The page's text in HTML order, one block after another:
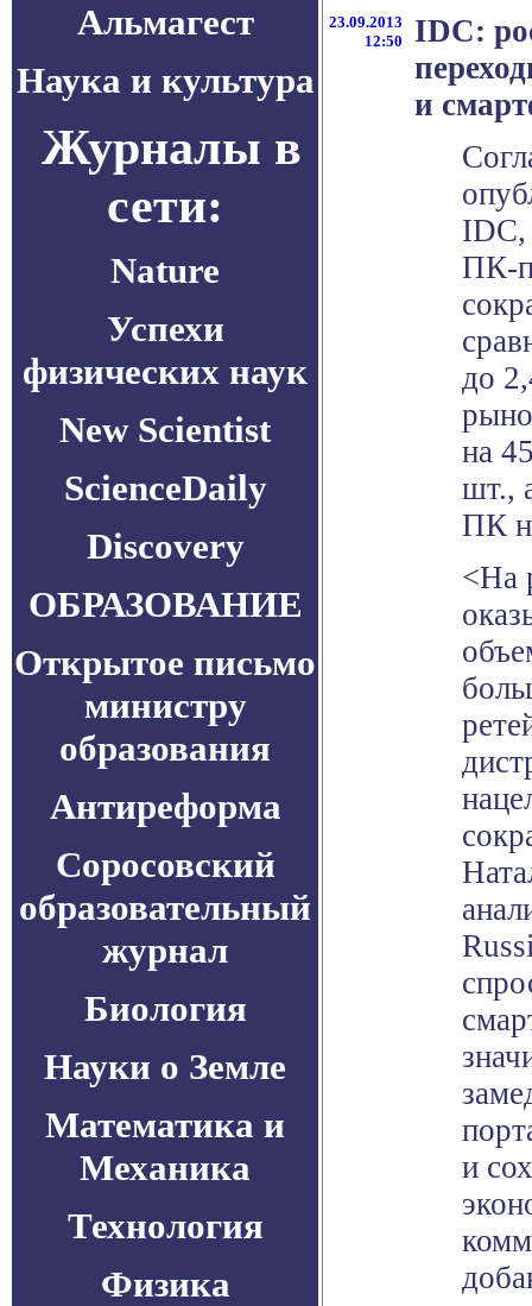
Альмагест
Наука и культура
Журналы в
сети:
Nature
Успехи
физических наук
New Scientist
ScienceDaily
Discovery
ОБРАЗОВАНИЕ
Открытое письмо
министру
образования
Антиреформа
Соросовский
образовательный
журнал
Биология
Науки о Земле
Математика и
Механика
Технология
Физика
23.09.2013
12:50
IDC:
и
IDC,
ПК-
до
на
шт.,
ПК
<На
и